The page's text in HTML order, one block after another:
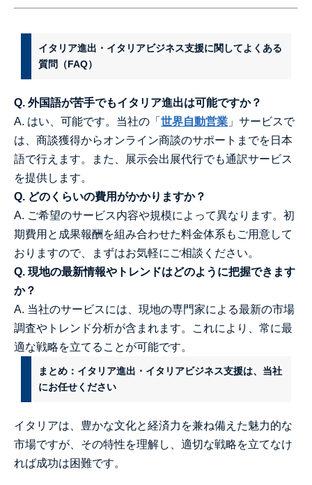
イタリア進出・イタリアビジネス支援に関してよくある
質問（FAQ）
Q. 外国語が苦手でもイタリア進出は可能ですか？
A. はい、可能です。当社の「 世界自動営業 」サービスで
は、商談獲得からオンライン商談のサポートまでを日本
語で行えます。また、展示会出展代行でも通訳サービス
を提供します。
Q. どのくらいの費用がかかりますか？
A. ご希望のサービス内容や規模によって異なります。初
期費用と成果報酬を組み合わせた料金体系もご用意して
おりますので、まずはお気軽にご相談ください。
Q. 現地の最新情報やトレンドはどのように把握できます
か？
A. 当社のサービスには、現地の専門家による最新の市場
調査やトレンド分析が含まれます。これにより、常に最
適な戦略を立てることが可能です。
まとめ：イタリア進出・イタリアビジネス支援は、当社
にお任せください
イタリアは、豊かな文化と経済力を兼ね備えた魅力的な
市場ですが、その特性を理解し、適切な戦略を立てなけ
れば成功は困難です。